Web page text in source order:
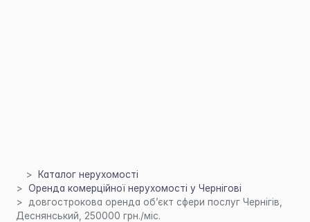
Каталог нерухомості
Оренда комерційної нерухомості у Чернігові
довгострокова оренда об’єкт сфери послуг Чернігів,
Деснянський, 250000 грн./міс.